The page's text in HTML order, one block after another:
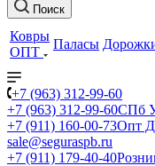
Поиск
Ковры
ОПТ
Паласы
+7 (963) 312-99-60
+7 (963) 312-99-60СПб
+7 (911) 160-00-73Опт
sale@seguraspb.ru
+7 (911) 179-40-40